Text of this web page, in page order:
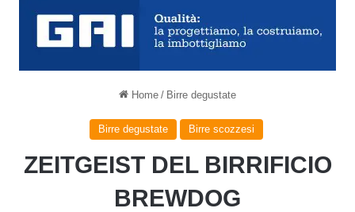
Home / Birre degustate
Birre degustate Birre scozzesi
ZEITGEIST DEL BIRRIFICIO
BREWDOG